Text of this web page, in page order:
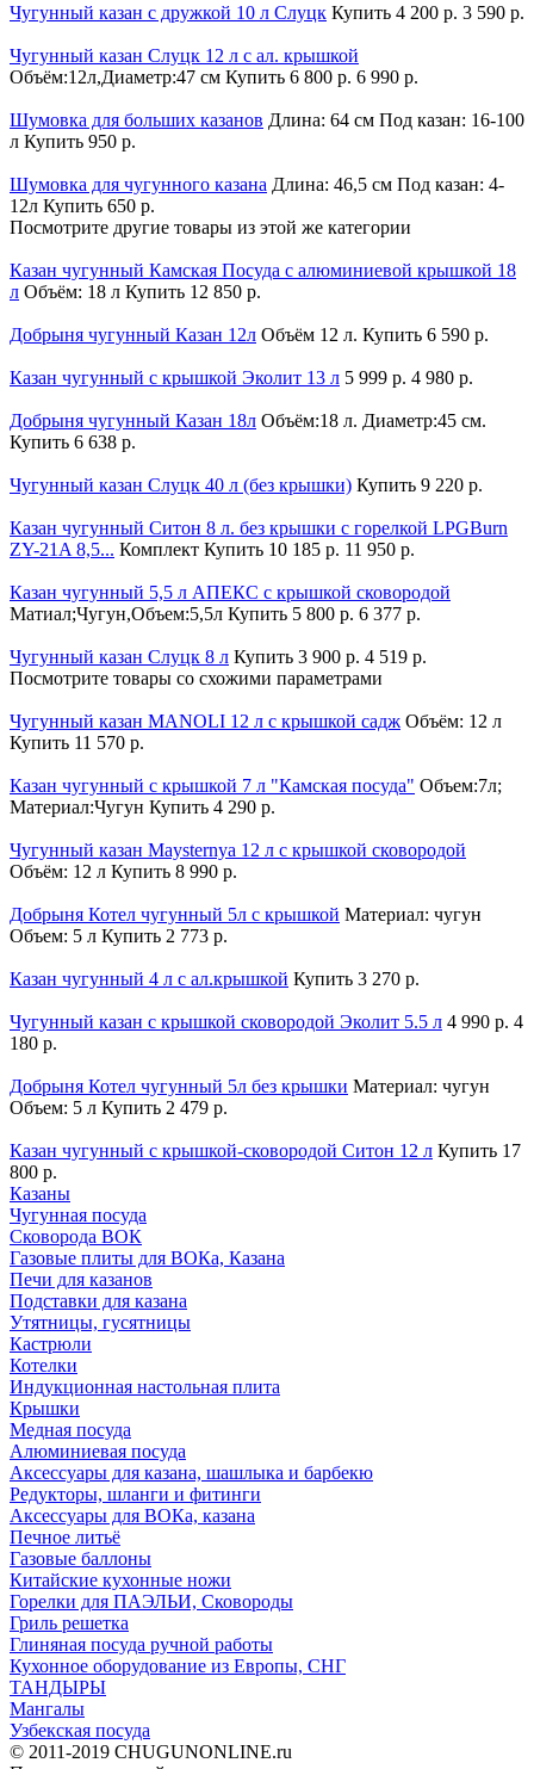
Чугунный казан с дружкой 10 л Слуцк Купить 4 200 р. 3 590 р.
Чугунный казан Слуцк 12 л с ал. крышкой
Объём:12л,Диаметр:47 см Купить 6 800 р. 6 990 р.
Шумовка для больших казанов Длина: 64 см Под казан: 16-100
л Купить 950 р.
Шумовка для чугунного казана Длина: 46,5 см Под казан: 4-
12л Купить 650 р.
Посмотрите другие товары из этой же категории
Казан чугунный Камская Посуда с алюминиевой крышкой 18
л Объём: 18 л Купить 12 850 р.
Добрыня чугунный Казан 12л Объём 12 л. Купить 6 590 р.
Казан чугунный с крышкой Эколит 13 л 5 999 р. 4 980 р.
Добрыня чугунный Казан 18л Объём:18 л. Диаметр:45 см.
Купить 6 638 р.
Чугунный казан Слуцк 40 л (без крышки) Купить 9 220 р.
Казан чугунный Ситон 8 л. без крышки с горелкой LPGBurn
ZY-21A 8,5... Комплект Купить 10 185 р. 11 950 р.
Казан чугунный 5,5 л АПЕКС с крышкой сковородой
Матиал;Чугун,Объем:5,5л Купить 5 800 р. 6 377 р.
Чугунный казан Слуцк 8 л Купить 3 900 р. 4 519 р.
Посмотрите товары со схожими параметрами
Чугунный казан MANOLI 12 л c крышкой садж Объём: 12 л
Купить 11 570 р.
Казан чугунный с крышкой 7 л "Камская посуда" Объем:7л;
Материал:Чугун Купить 4 290 р.
Чугунный казан Maysternya 12 л c крышкой сковородой
Объём: 12 л Купить 8 990 р.
Добрыня Котел чугунный 5л с крышкой Материал: чугун
Объем: 5 л Купить 2 773 р.
Казан чугунный 4 л с ал.крышкой Купить 3 270 р.
Чугунный казан с крышкой сковородой Эколит 5.5 л 4 990 р. 4
180 р.
Добрыня Котел чугунный 5л без крышки Материал: чугун
Объем: 5 л Купить 2 479 р.
Казан чугунный с крышкой-сковородой Ситон 12 л Купить 17
800 р.
Казаны
Чугунная посуда
Сковорода ВОК
Газовые плиты для ВОКа, Казана
Печи для казанов
Подставки для казана
Утятницы, гусятницы
Кастрюли
Котелки
Индукционная настольная плита
Крышки
Медная посуда
Алюминиевая посуда
Аксессуары для казана, шашлыка и барбекю
Редукторы, шланги и фитинги
Аксессуары для ВОКа, казана
Печное литьё
Газовые баллоны
Китайские кухонные ножи
Горелки для ПАЭЛЬИ, Сковороды
Гриль решетка
Глиняная посуда ручной работы
Кухонное оборудование из Европы, СНГ
ТАНДЫРЫ
Мангалы
Узбекская посуда
© 2011-2019 CHUGUNONLINE.ru